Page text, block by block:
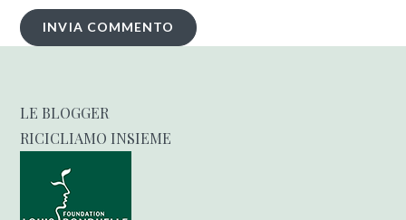
LE BLOGGER
RICICLIAMO INSIEME